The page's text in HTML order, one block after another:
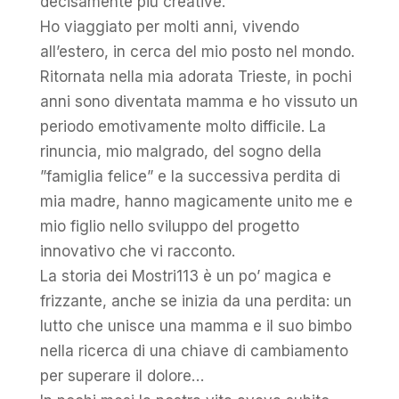
Ho viaggiato per molti anni, vivendo
all’estero, in cerca del mio posto nel mondo.
Ritornata nella mia adorata Trieste, in pochi
anni sono diventata mamma e ho vissuto un
periodo emotivamente molto difficile. La
rinuncia, mio malgrado, del sogno della
”famiglia felice” e la successiva perdita di
mia madre, hanno magicamente unito me e
mio figlio nello sviluppo del progetto
innovativo che vi racconto.
La storia dei Mostri113 è un po’ magica e
frizzante, anche se inizia da una perdita: un
lutto che unisce una mamma e il suo bimbo
nella ricerca di una chiave di cambiamento
per superare il dolore…